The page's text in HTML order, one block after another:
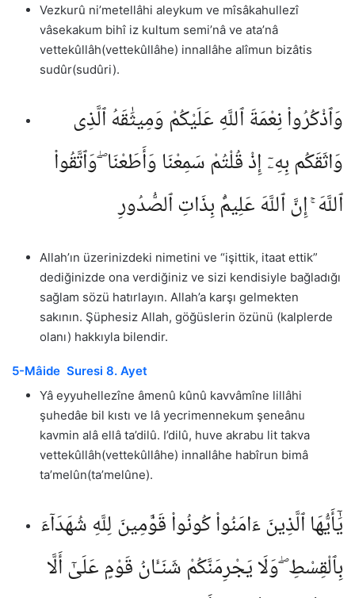
Vezkurû ni’metellâhi aleykum ve mîsâkahullezî
vâsekakum bihî iz kultum semi’nâ ve ata’nâ
vettekûllâh(vettekûllâhe) innallâhe alîmun bizâtis
sudûr(sudûri).
وَٱذْكُرُوا۟ نِعْمَةَ ٱللَّهِ عَلَيْكُمْ وَمِيثَٰقَهُ ٱلَّذِى
وَاثَقَكُم بِهِۦٓ إِذْ قُلْتُمْ سَمِعْنَا وَأَطَعْنَا ۖ وَٱتَّقُوا۟
ٱللَّهَ ۚ إِنَّ ٱللَّهَ عَلِيمٌۢ بِذَاتِ ٱلصُّدُورِ
Allah’ın üzerinizdeki nimetini ve “işittik, itaat ettik”
dediğinizde ona verdiğiniz ve sizi kendisiyle bağladığı
sağlam sözü hatırlayın. Allah’a karşı gelmekten
sakının. Şüphesiz Allah, göğüslerin özünü (kalplerde
olanı) hakkıyla bilendir.
5-Mâide Suresi 8. Ayet
Yâ eyyuhellezîne âmenû kûnû kavvâmîne lillâhi
şuhedâe bil kıstı ve lâ yecrimennekum şeneânu
kavmin alâ ellâ ta’dilû. I’dilû, huve akrabu lit takva
vettekûllâh(vettekûllâhe) innallâhe habîrun bimâ
ta’melûn(ta’melûne).
يَٰٓأَيُّهَا ٱلَّذِينَ ءَامَنُوا۟ كُونُوا۟ قَوَّٰمِينَ لِلَّهِ شُهَدَآءَ
بِٱلْقِسْطِ ۖ وَلَا يَجْرِمَنَّكُمْ شَنَـَٔانُ قَوْمٍ عَلَىٰٓ أَلَّا